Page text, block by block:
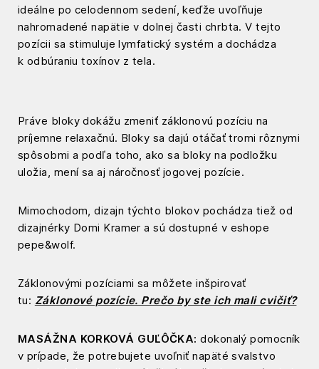
ideálne po celodennom sedení, keďže uvoľňuje
nahromadené napätie v dolnej časti chrbta. V tejto
pozícii sa stimuluje lymfatický systém a dochádza
k odbúraniu toxínov z tela.
Práve bloky dokážu zmeniť záklonovú pozíciu na
príjemne relaxačnú. Bloky sa dajú otáčať tromi rôznymi
spôsobmi a podľa toho, ako sa bloky na podložku
uložia, mení sa aj náročnosť jogovej pozície.
Mimochodom, dizajn týchto blokov pochádza tiež od
dizajnérky Domi Kramer a sú dostupné v eshope
pepe&wolf.
Záklonovými pozíciami sa môžete inšpirovať
tu: Záklonové pozície. Prečo by ste ich mali cvičiť?
MASÁŽNA KORKOVÁ GUĽÔČKA:dokonalý pomocník
v prípade, že potrebujete uvoľniť napäté svalstvo